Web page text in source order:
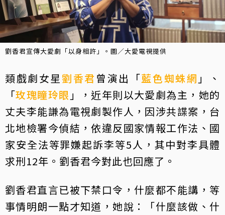
劉香君宣傳大愛劇「以身相許」。圖／大愛電視提供
類戲劇女星劉香君 曾演出「藍色蜘蛛網 」、
「玫瑰瞳玲眼 」，近年則以大愛劇為主，她的
丈夫李能謙為電視劇製作人，因涉共諜案，台
北地檢署今偵結，依違反國家情報工作法、國
家安全法等罪嫌起訴李等5人，其中對李具體
求刑12年。劉香君今對此也回應了。
劉香君直言已被下禁口令，什麼都不能講，等
事情明朗一點才知道，她說：「什麼該做、什